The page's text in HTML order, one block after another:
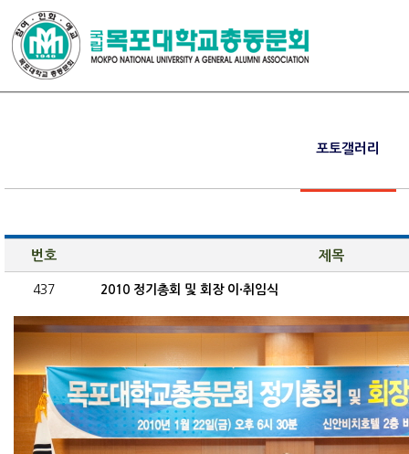
포토갤러리
번호 제목
437 2010 정기총회 및 회장 이·취임식